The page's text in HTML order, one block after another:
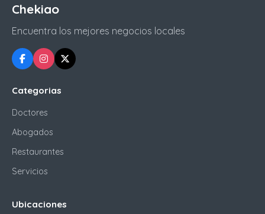
Chekiao
Encuentra los mejores negocios locales
Categorias
Doctores
Abogados
Restaurantes
Servicios
Ubicaciones